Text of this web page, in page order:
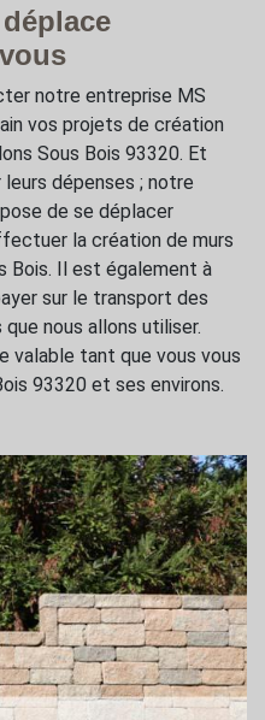
notre entreprise MS
vos projets de création
Sous Bois 93320. Et
dépenses ; notre
de se déplacer
la création de murs
Bois. Il est également à
sur le transport des
nous allons utiliser.
tant que vous vous
93320 et ses environs.